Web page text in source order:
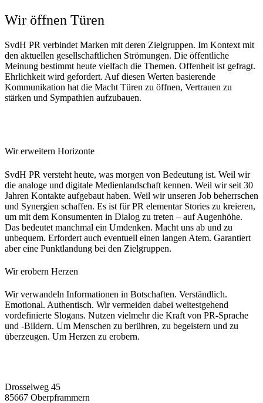
Wir öffnen Türen
SvdH PR verbindet Marken mit deren Zielgruppen. Im Kontext mit
den aktuellen gesellschaftlichen Strömungen. Die öffentliche
Meinung bestimmt heute vielfach die Themen. Offenheit ist gefragt.
Ehrlichkeit wird gefordert. Auf diesen Werten basierende
Kommunikation hat die Macht Türen zu öffnen, Vertrauen zu
stärken und Sympathien aufzubauen.
Wir erweitern Horizonte
SvdH PR versteht heute, was morgen von Bedeutung ist. Weil wir
die analoge und digitale Medienlandschaft kennen. Weil wir seit 30
Jahren Kontakte aufgebaut haben. Weil wir unseren Job beherrschen
und Synergien schaffen. Es ist für PR elementar Stories zu kreieren,
um mit dem Konsumenten in Dialog zu treten – auf Augenhöhe.
Das bedeutet manchmal ein Umdenken. Macht uns ab und zu
unbequem. Erfordert auch eventuell einen langen Atem. Garantiert
aber eine Punktlandung bei den Zielgruppen.
Wir erobern Herzen
Wir verwandeln Informationen in Botschaften. Verständlich.
Emotional. Authentisch. Wir vermeiden dabei weitestgehend
vordefinierte Slogans. Nutzen vielmehr die Kraft von PR-Sprache
und -Bildern. Um Menschen zu berühren, zu begeistern und zu
überzeugen. Um Herzen zu erobern.
Drosselweg 45
85667 Oberpframmern